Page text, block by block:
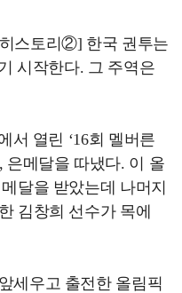
스토리②] 한국 권투는
시작한다. 그 주역은
서 열린 ‘16회 멜버른
은메달을 따냈다. 이 올
달을 받았는데 나머지
김창희 선수가 목에
세우고 출전한 올림픽